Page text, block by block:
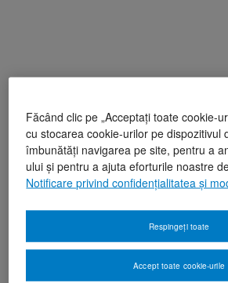
Făcând clic pe „Acceptați toate cookie-
cu stocarea cookie-urilor pe dispozitivul
îmbunătăți navigarea pe site, pentru a
ului și pentru a ajuta eforturile noastre
Notificare privind confidențialitatea și
Respingeți toate
Accept toate cookie-urile